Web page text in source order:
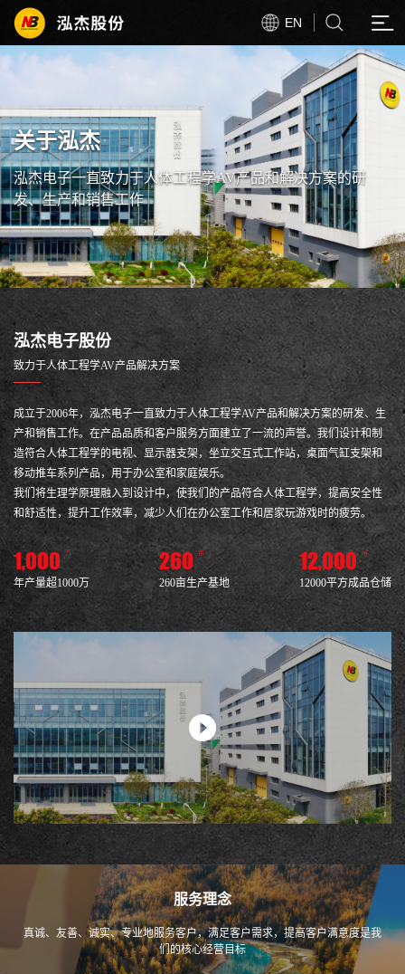
EN
关于泓杰
泓杰电子一直致力于人体工程学AV产品和解决方案的研
发、生产和销售工作
泓杰电子股份
致力于人体工程学AV产品解决方案
成立于2006年，泓杰电子一直致力于人体工程学AV产品和解决方案的研发、生
产和销售工作。在产品品质和客户服务方面建立了一流的声誉。我们设计和制
造符合人体工程学的电视、显示器支架，坐立交互式工作站，桌面气缸支架和
移动推车系列产品，用于办公室和家庭娱乐。
我们将生理学原理融入到设计中，使我们的产品符合人体工程学，提高安全性
和舒适性，提升工作效率，减少人们在办公室工作和居家玩游戏时的疲劳。
1,000 万
年产量超1000万
260 亩
260亩生产基地
12,000 ㎡
12000平方成品仓储
服务理念
真诚、友善、诚实、专业地服务客户，满足客户需求，提高客户满意度是我
们的核心经营目标